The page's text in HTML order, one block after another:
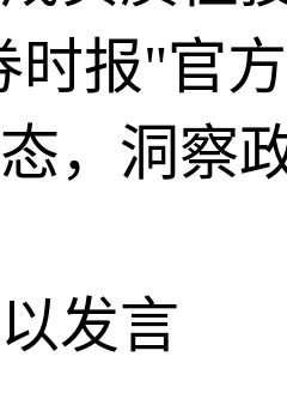
时报"官
，洞察
发言